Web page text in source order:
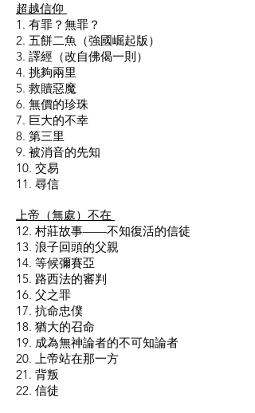
超越信仰
1. 有罪？無罪？
2. 五餅二魚（強國崛起版）
3. 譯經（改自佛偈一則）
4. 挑夠兩里
5. 救贖惡魔
6. 無價的珍珠
7. 巨大的不幸
8. 第三里
9. 被消音的先知
10. 交易
11. 尋信
上帝（無處）不在
12. 村莊故事——不知復活的信徒
13. 浪子回頭的父親
14. 等候彌賽亞
15. 路西法的審判
16. 父之罪
17. 抗命忠僕
18. 猶大的召命
19. 成為無神論者的不可知論者
20. 上帝站在那一方
21. 背叛
22. 信徒